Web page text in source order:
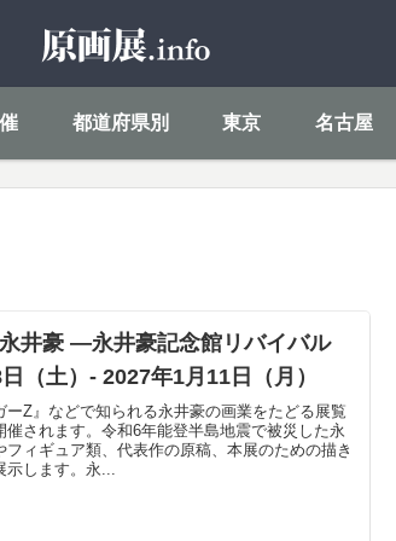
都道府県別 東京 名古屋
永井豪 ―永井豪記念館リバイバル
（土）- 2027年1月11日（月）
ーZ』などで知られる永井豪の画業をたどる展覧
されます。令和6年能登半島地震で被災した永
ィギュア類、代表作の原稿、本展のための描き
します。永...